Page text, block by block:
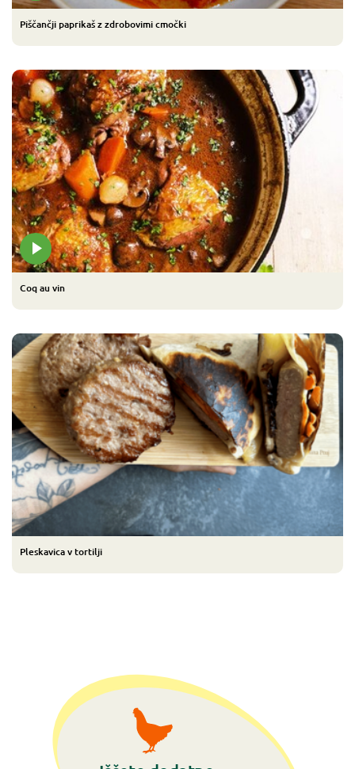
Piščančji paprikaš z zdrobovimi cmočki
Coq au vin
Pleskavica v tortilji